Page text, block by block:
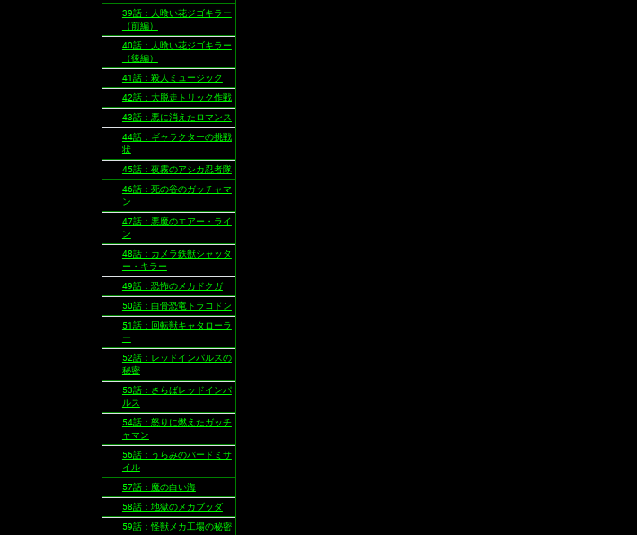
39話：人喰い花ジゴキラー
（前編）
40話：人喰い花ジゴキラー
（後編）
41話：殺人ミュージック
42話：大脱走トリック作戦
43話：悪に消えたロマンス
44話：ギャラクターの挑戦
状
45話：夜霧のアシカ忍者隊
46話：死の谷のガッチャマ
ン
47話：悪魔のエアー・ライ
ン
48話：カメラ鉄獣シャッタ
ー・キラー
49話：恐怖のメカドクガ
50話：白骨恐竜トラコドン
51話：回転獣キャタローラ
ー
52話：レッドインパルスの
秘密
53話：さらばレッドインパ
ルス
54話：怒りに燃えたガッチ
ャマン
56話：うらみのバードミサ
イル
57話：魔の白い海
58話：地獄のメカブッダ
59話：怪獣メカ工場の秘密